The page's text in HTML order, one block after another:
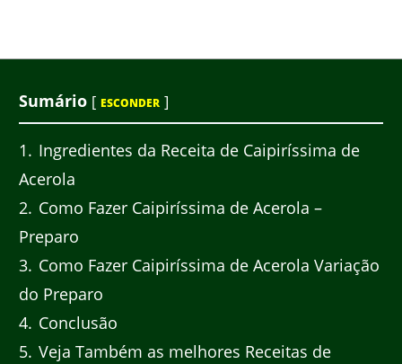
Sumário [ ESCONDER ]
1
Ingredientes da Receita de Caipiríssima de
Acerola
2 Como Fazer Caipiríssima de Acerola –
Preparo
3 Como Fazer Caipiríssima de Acerola Variação
do Preparo
4 Conclusão
5 Veja Também as melhores Receitas de